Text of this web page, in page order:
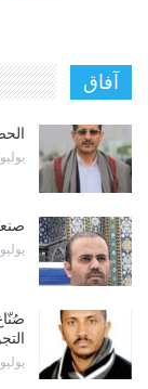
آفاق
يوليو 23, 2026
يوليو 23, 2026
يوليو 21, 2026